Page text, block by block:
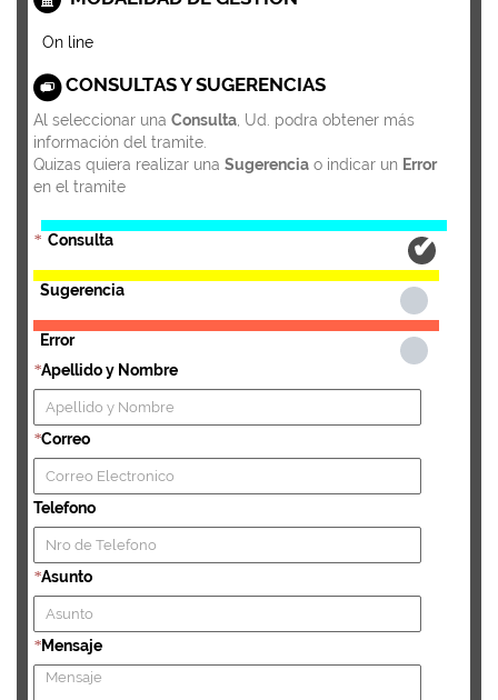
On line
CONSULTAS Y SUGERENCIAS
Al seleccionar una Consulta , Ud. podra obtener más
información del tramite.
Quizas quiera realizar una Sugerencia o indicar un Error
en el tramite
* Consulta
Sugerencia
Error
*Apellido y Nombre
*Correo
Telefono
*Asunto
*Mensaje